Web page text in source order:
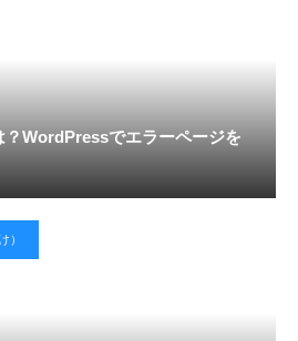
？WordPressでエラーページを
）